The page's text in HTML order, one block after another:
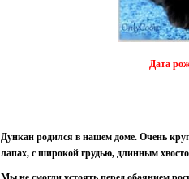
Дата
Дункан родился в нашем доме. Очень
лапах, с широкой грудью, длинным